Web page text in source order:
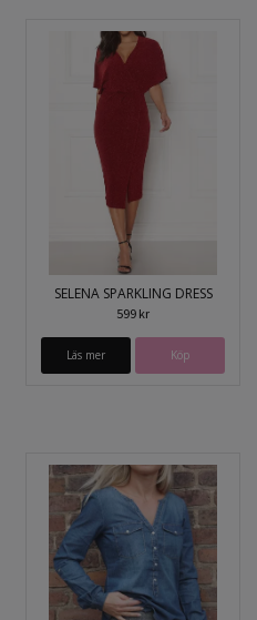
SELENA SPARKLING DRESS
599 kr
Läs mer Köp